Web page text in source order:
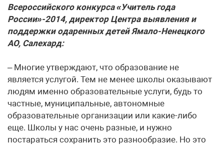
Всероссийского конкурса «Учитель года
России»-2014, директор Центра выявления и
поддержки одаренных детей Ямало-Ненецкого
АО, Салехард:
– Многие утверждают, что образование не
является услугой. Тем не менее школы оказывают
людям именно образовательные услуги, будь то
частные, муниципальные, автономные
образовательные организации или какие-либо
еще. Школы у нас очень разные, и нужно
постараться сохранить это разнообразие. Но это